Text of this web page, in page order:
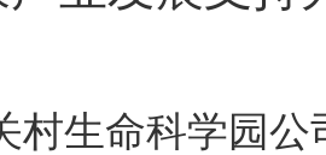
村生命科学园公